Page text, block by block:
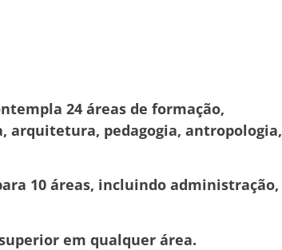
24 áreas de formação,
arquitetura, pedagogia, antropologia,
10 áreas, incluindo administração,
em qualquer área.